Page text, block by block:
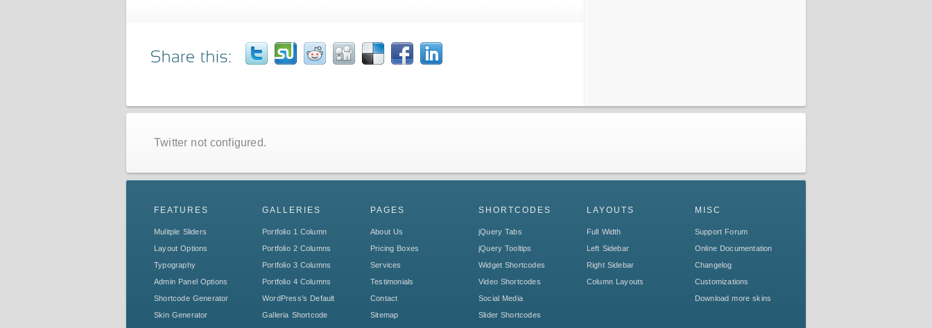
Twitter not configured.
FEATURES
Mulitple Sliders
Layout Options
Typography
Admin Panel Options
Shortcode Generator
Skin Generator
GALLERIES
Portfolio 1 Column
Portfolio 2 Columns
Portfolio 3 Columns
Portfolio 4 Columns
WordPress’s Default
Galleria Shortcode
PAGES
About Us
Pricing Boxes
Services
Testimonials
Contact
Sitemap
SHORTCODES
jQuery Tabs
jQuery Tooltips
Widget Shortcodes
Video Shortcodes
Social Media
Slider Shortcodes
LAYOUTS
Full Width
Left Sidebar
Right Sidebar
Column Layouts
MISC
Support Forum
Online Documentation
Changelog
Customizations
Download more skins